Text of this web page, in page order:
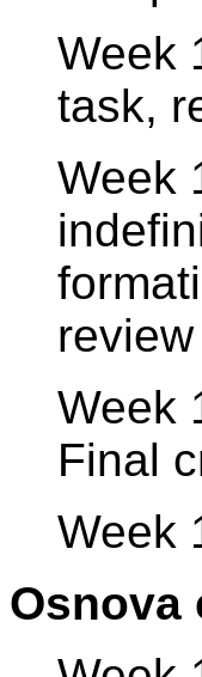
Week
task,
Week
review
Week
Final
Week
Osnova